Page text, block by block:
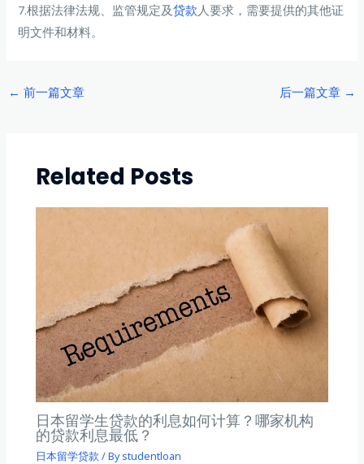
7.根据法律法规、监管规定及贷款 人要求，需要提供的其他证
明文件和材料。
Post
← 前一篇文章 后一篇文章 →
Related Posts
日本留学生贷款的利息如何计算？哪家机构
的贷款利息最低？
日本留学贷款 / Bystudentloan